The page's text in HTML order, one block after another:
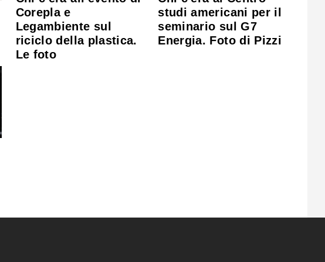
Corepla e
Legambiente sul
riciclo della plastica.
Le foto
studi americani per il
seminario sul G7
Energia. Foto di Pizzi